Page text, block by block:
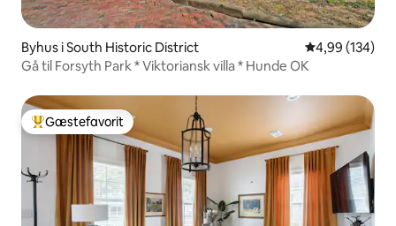
Byhus i South Historic District 4,99 ud af 5 i
4,99 (134)
Gå til Forsyth Park * Viktoriansk villa * Hunde OK
Bedste gæstefavorit
Gæstefavorit